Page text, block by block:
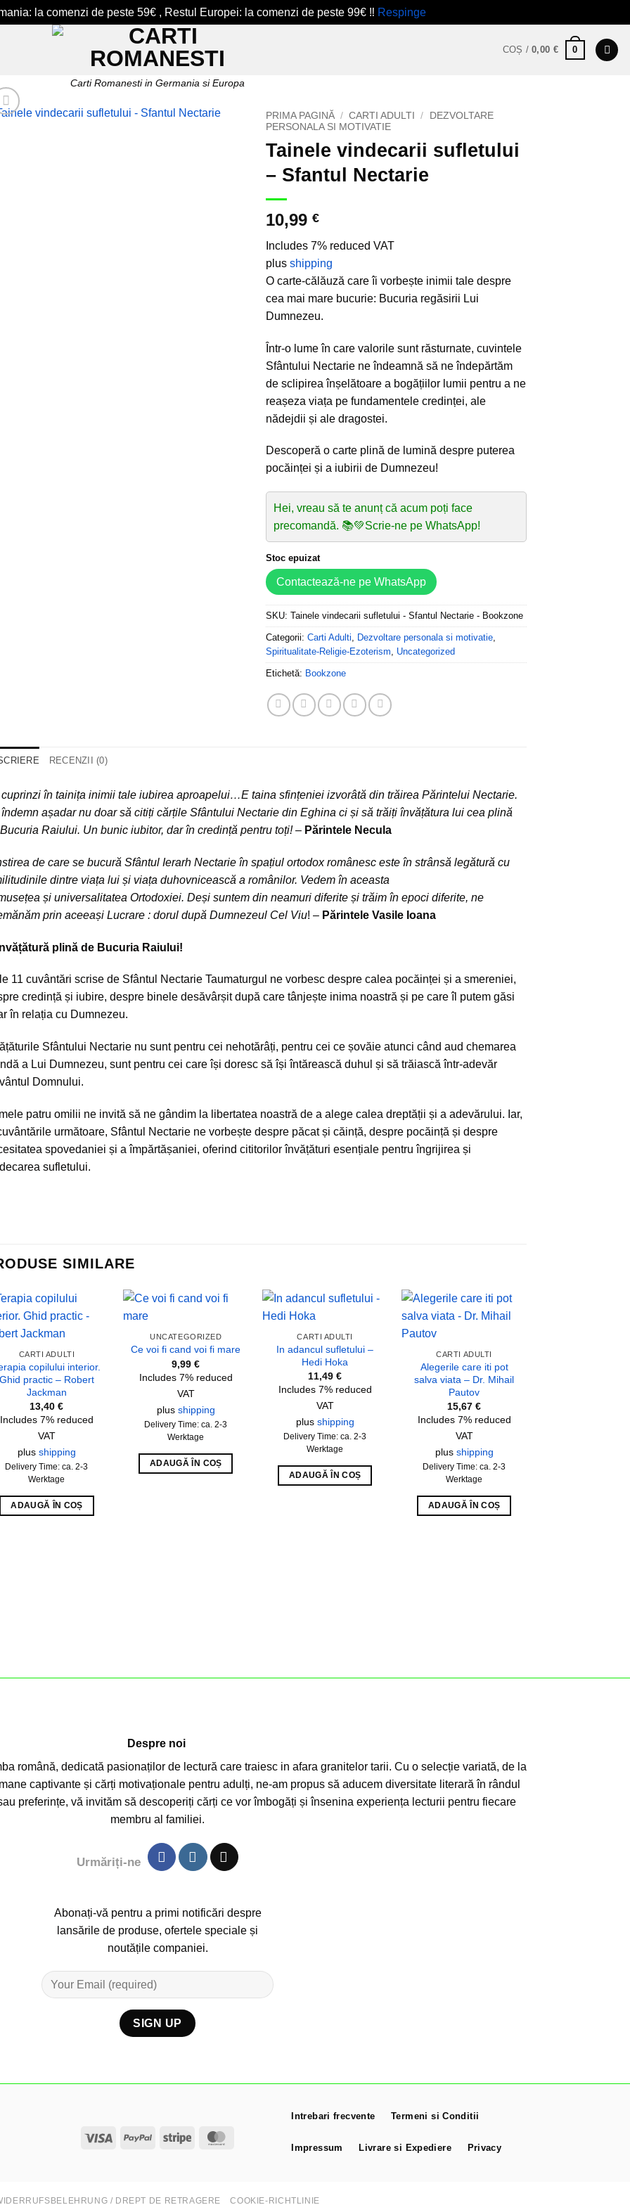
la comenzi de peste 59€ , Restul Europei: la comenzi de peste 99€ ‼️ Respinge
Carti Romanesti in Germania si Europa
COȘ /0,00 € 0
PRIMA PAGINĂ / CARTI ADULTI /
DEZVOLTARE
PERSONALA SI MOTIVATIE
Tainele vindecarii sufletului
– Sfantul Nectarie
10,99€
Includes 7% reduced VAT
plusshipping
O carte-călăuză care îi vorbește inimii tale despre
cea mai mare bucurie: Bucuria regăsirii Lui
Dumnezeu.
Într-o lume în care valorile sunt răsturnate, cuvintele
Sfântului Nectarie ne îndeamnă să ne îndepărtăm
de sclipirea înșelătoare a bogățiilor lumii pentru a ne
reașeza viața pe fundamentele credinței, ale
nădejdii și ale dragostei.
Descoperă o carte plină de lumină despre puterea
pocăinței și a iubirii de Dumnezeu!
Hei, vreau să te anunț că acum poți face
precomandă. 📚💚Scrie-ne pe WhatsApp!
Stoc epuizat
Contactează-ne pe WhatsApp
SKU:Tainele vindecarii sufletului - Sfantul Nectarie - Bookzone
Categorii:Carti Adulti Dezvoltare personala si motivatie
Spiritualitate-Religie-Ezoterism
Uncategorized
Etichetă: Bookzone
RECENZII (0)
în tainița inimii tale iubirea aproapelui…E taina sfințeniei izvorâtă din trăirea Părintelui Nectarie.
așadar nu doar să citiți cărțile Sfântului Nectarie din Eghina ci și să trăiți învățătura lui cea plină
Raiului. Un bunic iubitor, dar în credință pentru toți!– Părintele Necula
de care se bucură Sfântul Ierarh Nectarie în spațiul ortodox românesc este în strânsă legătură cu
dintre viața lui și viața duhovnicească a românilor. Vedem în aceasta
și universalitatea Ortodoxiei. Deși suntem din neamuri diferite și trăim în epoci diferite, ne
prin aceeași Lucrare : dorul după Dumnezeul Cel Viu! – Părintele Vasile Ioana
plină de Bucuria Raiului!
11 cuvântări scrise de Sfântul Nectarie Taumaturgul ne vorbesc despre calea pocăinței și a smereniei,
credință și iubire, despre binele desăvârșit după care tânjește inima noastră și pe care îl putem găsi
în relația cu Dumnezeu.
Sfântului Nectarie nu sunt pentru cei nehotărâți, pentru cei ce șovăie atunci când aud chemarea
a Lui Dumnezeu, sunt pentru cei care își doresc să își întărească duhul și să trăiască într-adevăr
Domnului.
patru omilii ne invită să ne gândim la libertatea noastră de a alege calea dreptății și a adevărului. Iar,
următoare, Sfântul Nectarie ne vorbește despre păcat și căință, despre pocăință și despre
spovedaniei și a împărtășaniei, oferind cititorilor învățături esențiale pentru îngrijirea și
sufletului.
SIMILARE
CARTI ADULTI
copilului interior.
practic – Robert
Jackman
13,40€
Includes 7% reduced
VAT
plus shipping
Delivery Time: ca. 2-3
Werktage
ADAUGĂ ÎN COȘ
wishlist
UNCATEGORIZED
Ce voi fi cand voi fi mare
9,99€
Includes 7% reduced
VAT
plus shipping
Delivery Time: ca. 2-3
Werktage
ADAUGĂ ÎN COȘ
wishlist
CARTI ADULTI
In adancul sufletului –
Hedi Hoka
11,49€
Includes 7% reduced
VAT
plus shipping
Delivery Time: ca. 2-3
Werktage
ADAUGĂ ÎN COȘ
CARTI ADULTI
Alegerile care iti pot
salva viata – Dr. Mihail
Pautov
15,67€
Includes 7% reduced
VAT
plus shipping
Delivery Time: ca. 2-3
Werktage
ADAUGĂ ÎN COȘ
Despre noi
română, dedicată pasionaților de lectură care traiesc in afara granitelor tarii. Cu o selecție variată, de la
captivante și cărți motivaționale pentru adulți, ne-am propus să aducem diversitate literară în rândul
preferințe, vă invităm să descoperiți cărți ce vor îmbogăți și însenina experiența lecturii pentru fiecare
membru al familiei.
Urmăriți-ne
Abonați-vă pentru a primi notificări despre
lansările de produse, ofertele speciale și
noutățile companiei.
Visa PayPal Stripe
Intrebari frecvente Termeni si Conditii
Impressum Livrare si Expediere Privacy
/ DREPT DE RETRAGERE COOKIE-RICHTLINIE